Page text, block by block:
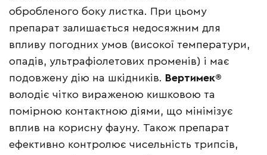
обробленого боку листка. При цьому
препарат залишається недосяжним для
впливу погодних умов (високої температури,
опадів, ультрафіолетових променів) і має
подовжену дію на шкідників. Вертимек®
володіє чітко вираженою кишковою та
помірною контактною діями, що мінімізує
вплив на корисну фауну. Також препарат
ефективно контролює чисельність трипсів,